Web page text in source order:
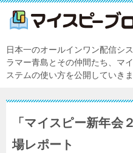
日本一のオールインワン配信シ
ラマー青島とその仲間たち、マ
ステムの使い方を公開していきま
「マイスピー新年会
場レポート